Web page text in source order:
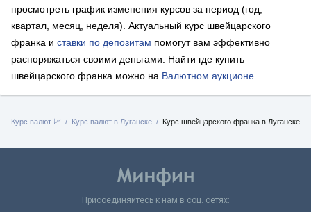
просмотреть график изменения курсов за период (год,
квартал, месяц, неделя). Актуальный курс швейцарского
франка и ставки по депозитам помогут вам эффективно
распоряжаться своими деньгами. Найти где купить
швейцарского франка можно на Валютном аукционе
Курс валют 📈 Курс валют в Луганске Курс швейцарского франка в Луганске
Присоединяйтесь к нам в соц. сетях: